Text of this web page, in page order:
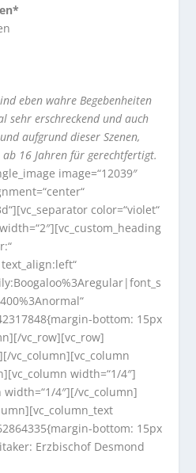
eben wahre Begebenheiten
sehr erschreckend und auch
aufgrund dieser Szenen,
16 Jahren für gerechtfertigt.
image=“12039″
color=“violet“
bottom: 15px
vc_row][vc_row]
vc_column][vc_column
width=“1/4″]
4″][/vc_column]
bottom: 15px
Erzbischof Desmond